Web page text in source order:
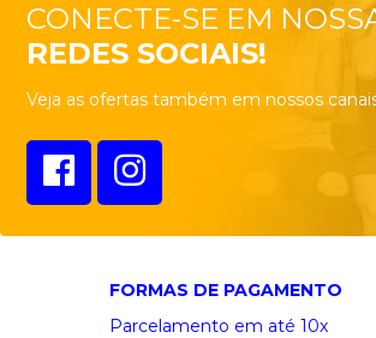
CONECTE-SE EM
REDES SOCIAIS!
Veja as ofertas também em nossos
FORMAS DE PAGAMENTO
Parcelamento em até 10x